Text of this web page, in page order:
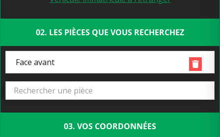
02. LES PIÈCES QUE VOUS RECHERCHEZ
Face avant
03. VOS COORDONNÉES